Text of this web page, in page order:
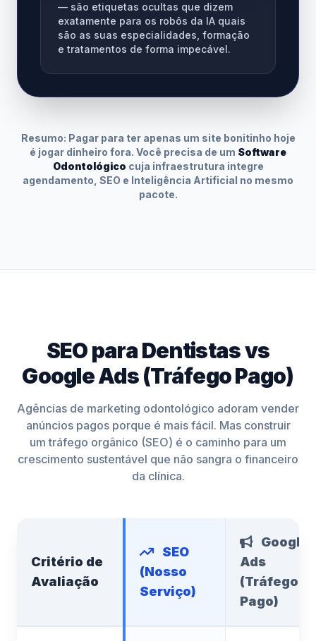
— são etiquetas ocultas que dizem
exatamente para os robôs da IA quais
são as suas especialidades, formação
e tratamentos de forma impecável.
Resumo: Pagar para ter apenas um site bonitinho hoje
é jogar dinheiro fora. Você precisa de um Software
Odontológico cuja infraestrutura integre
agendamento, SEO e Inteligência Artificial no mesmo
pacote.
SEO para Dentistas vs
Google Ads (Tráfego Pago)
Agências de marketing odontológico adoram vender
anúncios pagos porque é mais fácil. Mas construir
um tráfego orgânico (SEO) é o caminho para um
crescimento sustentável que não sangra o financeiro
da clínica.
Critério de
Avaliação
SEO
(Nosso
Serviço)
Google
Ads
(Tráfego
Pago)